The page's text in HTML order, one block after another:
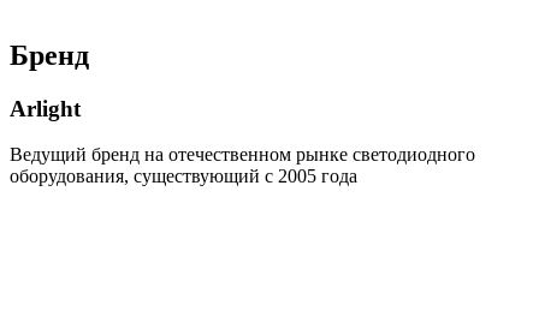
Бренд
Arlight
Ведущий бренд на отечественном рынке светодиодного
оборудования, существующий с 2005 года